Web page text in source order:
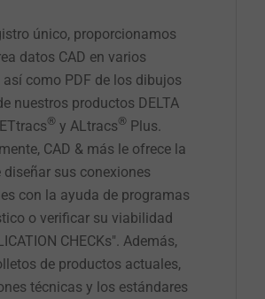
único, proporcionamos
datos CAD en varios
como PDF de los dibujos
nuestros productos DELTA
® y ALtracs® Plus.
CAD & más le ofrece la
diseñar sus conexiones
con la ayuda de programas
o verificar su viabilidad
CHECKs". Además,
de productos actuales,
técnicas y los estándares